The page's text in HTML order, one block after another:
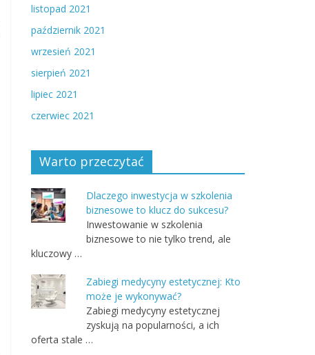
listopad 2021
październik 2021
wrzesień 2021
sierpień 2021
lipiec 2021
czerwiec 2021
Warto przeczytać
Dlaczego inwestycja w szkolenia
biznesowe to klucz do sukcesu?
Inwestowanie w szkolenia
biznesowe to nie tylko trend, ale
kluczowy …
Zabiegi medycyny estetycznej: Kto
może je wykonywać?
Zabiegi medycyny estetycznej
zyskują na popularności, a ich
oferta stale …